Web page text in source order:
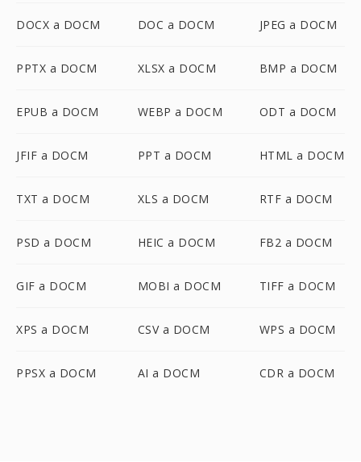
DOCX a DOCM DOC a DOCM JPEG a DOCM
PPTX a DOCM XLSX a DOCM BMP a DOCM
EPUB a DOCM WEBP a DOCM ODT a DOCM
JFIF a DOCM PPT a DOCM HTML a DOCM
TXT a DOCM XLS a DOCM RTF a DOCM
PSD a DOCM HEIC a DOCM FB2 a DOCM
GIF a DOCM MOBI a DOCM TIFF a DOCM
XPS a DOCM CSV a DOCM WPS a DOCM
PPSX a DOCM AI a DOCM CDR a DOCM